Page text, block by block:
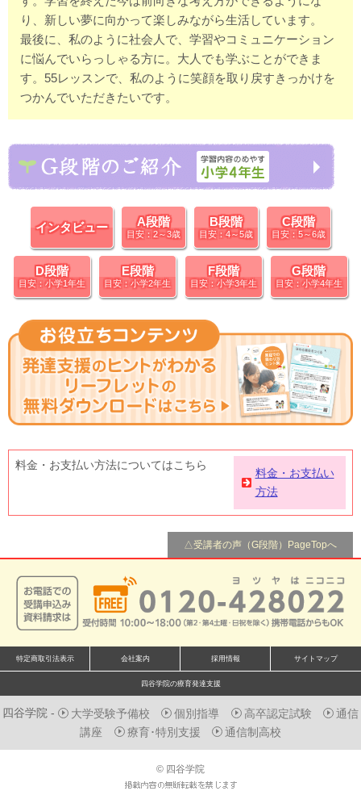
り、新しい夢に向かって楽しみながら生活しています。
最後に、私のように社会人で、学習やコミュニケーション
に悩んでいらっしゃる方に。大人でも学ぶことができま
す。55レッスンで、私のように笑顔を取り戻すきっかけを
つかんでいただきたいです。
インタビュー A段階
目安：2～3歳
B段階
目安：4～5歳
C段階
目安：5～6歳
D段階
目安：小学1年生
E段階
目安：小学2年生
F段階
目安：小学3年生
G段階
目安：小学4年生
料金・お支払い方法についてはこちら
料金・お支払い
方法
△受講者の声（G段階）PageTopへ
特定商取引法表示 会社案内 採用情報 サイトマップ
四谷学院の療育発達支援
四谷学院 - 大学受験予備校 個別指導 高卒認定試験
通信
講座
療育･特別支援 通信制高校
© 四谷学院